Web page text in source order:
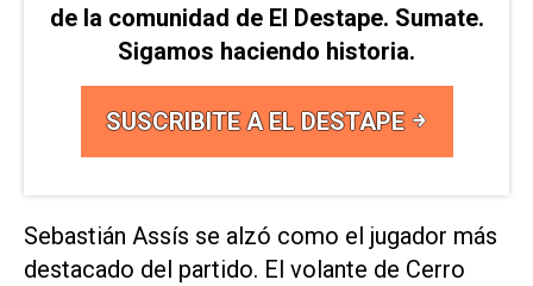
de la comunidad de El Destape. Sumate.
Sigamos haciendo historia.
SUSCRIBITE A EL DESTAPE
Sebastián Assís se alzó como el jugador más
destacado del partido. El volante de Cerro